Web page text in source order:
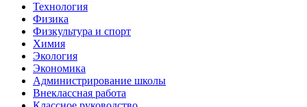
Технология
Физика
Физкультура и спорт
Химия
Экология
Экономика
Администрирование школы
Внеклассная работа